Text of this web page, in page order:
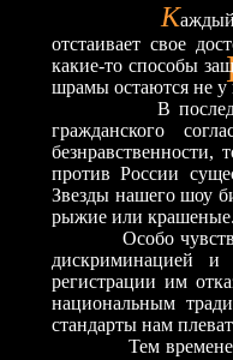
К
отстаивает свое
какие-то способы
шрамы остаются не у
В
гражданского
против России
Звезды нашего шоу
рыжие или крашеные.
Особо
дискриминацией
регистрации им
национальным
стандарты нам
Тем